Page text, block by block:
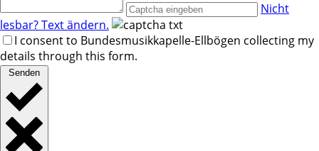
Nicht
lesbar? Text ändern.
I consent to Bundesmusikkapelle-Ellbögen collecting my
details through this form.
Senden